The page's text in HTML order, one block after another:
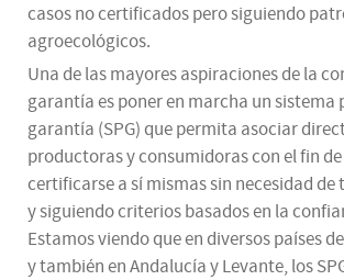
casos no certificados pero siguiendo
agroecológicos.
Una de las mayores aspiraciones de la
garantía es poner en marcha un
garantía (SPG) que permita asociar
productoras y consumidoras con el fin
certificarse a sí mismas sin necesidad de
y siguiendo criterios basados en la
Estamos viendo que en diversos países
y también en Andalucía y Levante, los